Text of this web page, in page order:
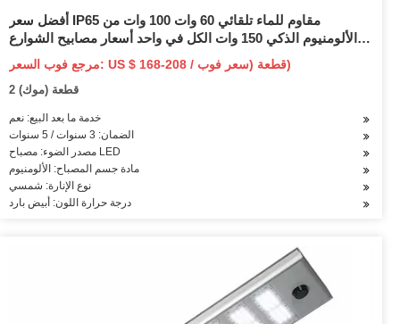
أفضل سعر IP65 مقاوم للماء تلقائي 60 وات 100 وات من
الألومنيوم الذكي 150 وات الكل في واحد أسعار مصابيح الشوارع
LED الشمسية
مرجع فوب السعر: US $ 168-208 / قطعة (سعر فوب)
2 قطعة (موك)
خدمة ما بعد البيع: نعم
الضمان: 3 سنوات / 5 سنوات
مصدر الضوء: مصباح LED
مادة جسم المصباح: الألومنيوم
نوع الإنارة: شمسي
درجة حرارة اللون: أبيض بارد